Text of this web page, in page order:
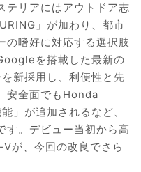
テリアにはアウトドア志
」が加わり、都市
の嗜好に対応する選択肢
を搭載した最新の
新採用し、利便性と先
安全面でもHonda
」が追加されるなど、
す。デビュー当初から高
が、今回の改良でさら